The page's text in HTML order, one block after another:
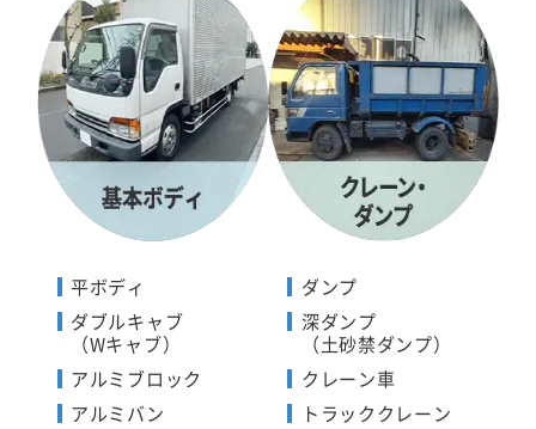
平ボディ
ダブルキャブ
（Wキャブ）
アルミブロック
アルミバン
ダンプ
深ダンプ
（土砂禁ダンプ）
クレーン車
トラッククレーン